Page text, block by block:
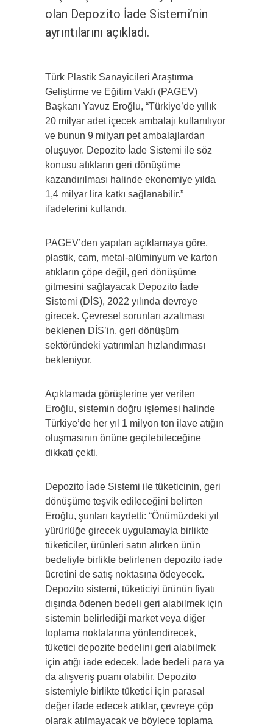
olan Depozito İade Sistemi’nin
ayrıntılarını açıkladı.
Türk Plastik Sanayicileri Araştırma
Geliştirme ve Eğitim Vakfı (PAGEV)
Başkanı Yavuz Eroğlu, “Türkiye’de yıllık
20 milyar adet içecek ambalajı kullanılıyor
ve bunun 9 milyarı pet ambalajlardan
oluşuyor. Depozito İade Sistemi ile söz
konusu atıkların geri dönüşüme
kazandırılması halinde ekonomiye yılda
1,4 milyar lira katkı sağlanabilir.”
ifadelerini kullandı.
PAGEV’den yapılan açıklamaya göre,
plastik, cam, metal-alüminyum ve karton
atıkların çöpe değil, geri dönüşüme
gitmesini sağlayacak Depozito İade
Sistemi (DİS), 2022 yılında devreye
girecek. Çevresel sorunları azaltması
beklenen DİS’in, geri dönüşüm
sektöründeki yatırımları hızlandırması
bekleniyor.
Açıklamada görüşlerine yer verilen
Eroğlu, sistemin doğru işlemesi halinde
Türkiye’de her yıl 1 milyon ton ilave atığın
oluşmasının önüne geçilebileceğine
dikkati çekti.
Depozito İade Sistemi ile tüketicinin, geri
dönüşüme teşvik edileceğini belirten
Eroğlu, şunları kaydetti: “Önümüzdeki yıl
yürürlüğe girecek uygulamayla birlikte
tüketiciler, ürünleri satın alırken ürün
bedeliyle birlikte belirlenen depozito iade
ücretini de satış noktasına ödeyecek.
Depozito sistemi, tüketiciyi ürünün fiyatı
dışında ödenen bedeli geri alabilmek için
sistemin belirlediği market veya diğer
toplama noktalarına yönlendirecek,
tüketici depozite bedelini geri alabilmek
için atığı iade edecek. İade bedeli para ya
da alışveriş puanı olabilir. Depozito
sistemiyle birlikte tüketici için parasal
değer ifade edecek atıklar, çevreye çöp
olarak atılmayacak ve böylece toplama